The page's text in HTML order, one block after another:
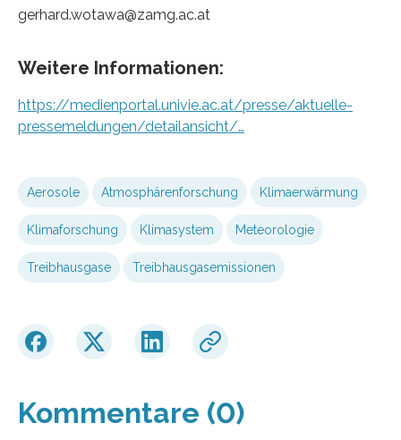
gerhard.wotawa@zamg.ac.at
Weitere Informationen:
https://medienportal.univie.ac.at/presse/aktuelle-
pressemeldungen/detailansicht/…
Aerosole Atmosphärenforschung Klimaerwärmung
Klimaforschung Klimasystem Meteorologie
Treibhausgase Treibhausgasemissionen
Kommentare (0)